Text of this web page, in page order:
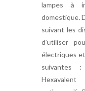
lampes à
domestique.
suivant les
d'utiliser
électriques
suivantes :